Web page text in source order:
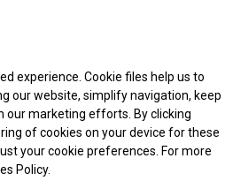
experience. Cookie files help us to
our website, simplify navigation, keep
our marketing efforts. By clicking
of cookies on your device for these
your cookie preferences. For more
Policy.